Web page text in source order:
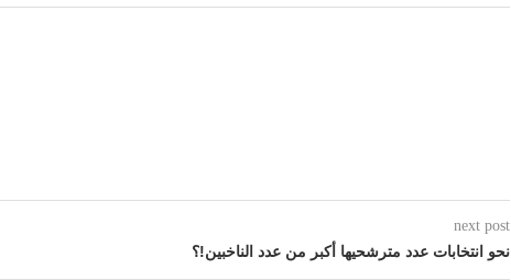
next post
نحو انتخابات عدد مترشحيها أكبر من عدد الناخبين!؟